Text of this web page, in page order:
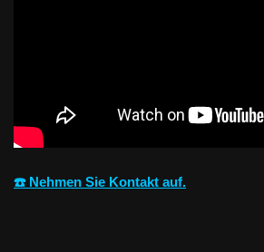
☎️ Nehmen Sie Kontakt auf.